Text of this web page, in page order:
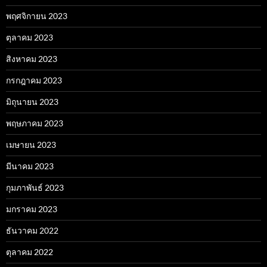
พฤศจิกายน 2023
ตุลาคม 2023
สิงหาคม 2023
กรกฎาคม 2023
มิถุนายน 2023
พฤษภาคม 2023
เมษายน 2023
มีนาคม 2023
กุมภาพันธ์ 2023
มกราคม 2023
ธันวาคม 2022
ตุลาคม 2022